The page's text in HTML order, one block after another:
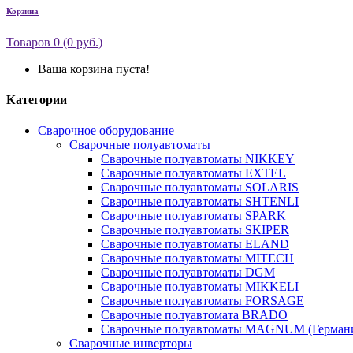
Корзина
Товаров 0 (0 руб.)
Ваша корзина пуста!
Категории
Сварочное оборудование
Сварочные полуавтоматы
Сварочные полуавтоматы NIKKEY
Сварочные полуавтоматы EXTEL
Сварочные полуавтоматы SOLARIS
Сварочные полуавтоматы SHTENLI
Сварочные полуавтоматы SPARK
Сварочные полуавтоматы SKIPER
Сварочные полуавтоматы ELAND
Сварочные полуавтоматы MITECH
Сварочные полуавтоматы DGM
Сварочные полуавтоматы MIKKELI
Сварочные полуавтоматы FORSAGE
Сварочные полуавтомата BRADO
Сварочные полуавтоматы MAGNUM
Сварочные инверторы